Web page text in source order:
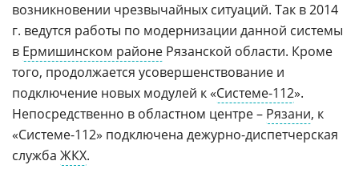
возникновении чрезвычайных ситуаций. Так в 2014
г. ведутся работы по модернизации данной системы
в Ермишинском районе Рязанской области. Кроме
того, продолжается усовершенствование и
подключение новых модулей к «Системе-112».
Непосредственно в областном центре – Рязани, к
«Системе-112» подключена дежурно-диспетчерская
служба ЖКХ.